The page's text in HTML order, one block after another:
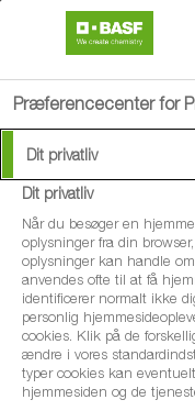
Præferencecenter for
Dit privatliv
Dit privatliv
Når du besøger en
oplysninger fra din
oplysninger kan handle
anvendes ofte til at få
identificerer normalt ikke
personlig
cookies. Klik på de
ændre i vores
typer cookies kan
hjemmesiden og de